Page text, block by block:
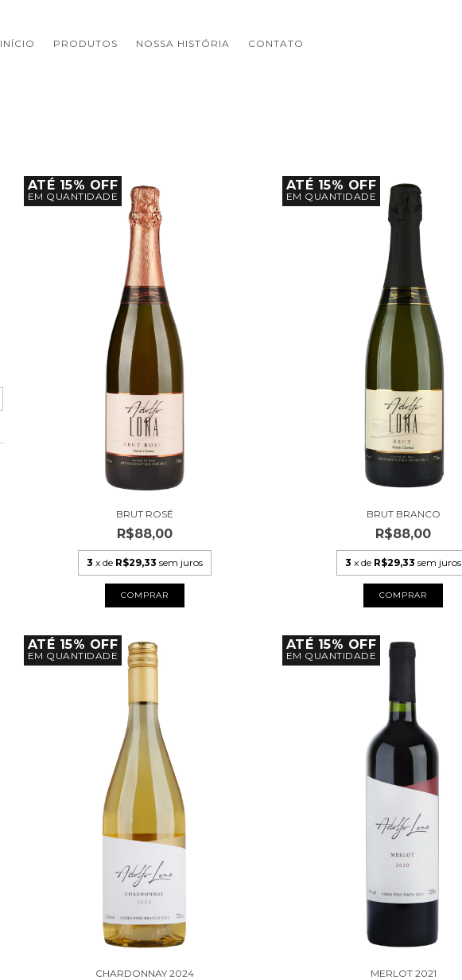
INÍCIO PRODUTOS NOSSA HISTÓRIA CONTATO
ATÉ 15% OFF
EM QUANTIDADE
BRUT ROSÉ
R$88,00
3 x de R$29,33 sem juros
ATÉ 15% OFF
EM QUANTIDADE
BRUT BRANCO
R$88,00
3 x de R$29,33 sem juros
ATÉ 15% OFF
EM QUANTIDADE
CHARDONNAY 2024
ATÉ 15% OFF
EM QUANTIDADE
MERLOT 2021